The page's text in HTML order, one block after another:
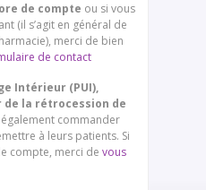
de compte ou si vous
(il s’agit en général de
merci de bien
de contact
Intérieur (PUI),
la rétrocession de
commander
à leurs patients. Si
compte, merci de vous